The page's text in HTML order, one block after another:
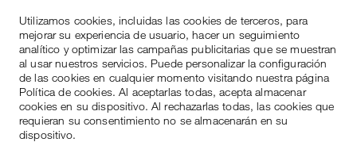
Utilizamos cookies, incluidas las cookies de terceros, para
mejorar su experiencia de usuario, hacer un seguimiento
analítico y optimizar las campañas publicitarias que se muestran
al usar nuestros servicios. Puede personalizar la configuración
de las cookies en cualquier momento visitando nuestra página
Política de cookies. Al aceptarlas todas, acepta almacenar
cookies en su dispositivo. Al rechazarlas todas, las cookies que
requieran su consentimiento no se almacenarán en su
dispositivo.